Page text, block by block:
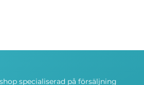
specialiserad på försäljning